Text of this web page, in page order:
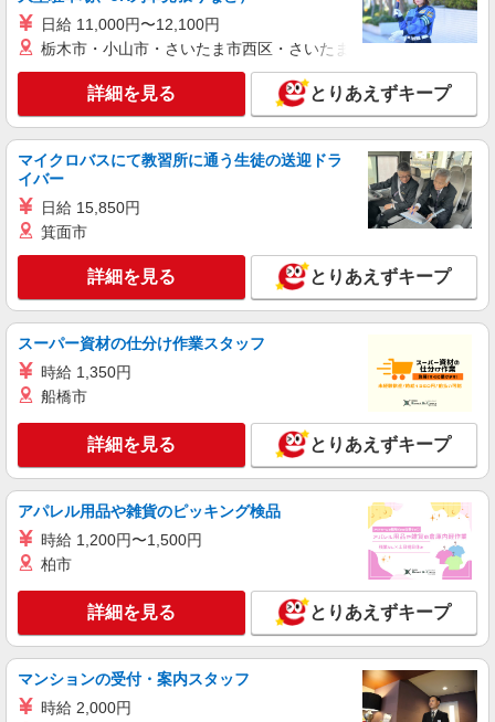
機械オペレーターなど
時給1300円交通費全額支給
大阪府貝塚市 ＊車・バイク通勤OK
キープ 詳細を見る
派遣社員
株式会社テクノ・サービス/お仕事No/0825426
時給1350円 月収例：216000円以上可能（月収
例）（残業・休日出勤手当て等が含まれていま
す） 交通費全額支給
大阪府貝塚市 ＊車・バイク通勤OK
キープ
派遣社員
株式会社グロップ 泉佐野オフィス
耐火物やレンガなどの製造補助／交代勤務
時給1,700円〜2,125円＋交通費支給 ・交通費
深夜帯（22:00〜5:00）の勤務は時給25％アップ
・給与の希望週払い制度あり ＜月収例＞ ＊月22
日勤務の場合 時給1,700円×実働7時間×22日
⇒261,800 円＋夜勤手当＋残業代＋交通費
雇入れ直後：大阪府貝塚市二色中町 変更の範
囲：会社の定める就業場所
キープ 詳細を見る
派遣社員
株式会社グロップ 泉佐野オフィス
部材のピッキング作業／軽作業／日勤専属／車
日給 11,000円〜12,100円
栃木市・小山市・さいたま市西区・さいたま市岩槻区・久喜市・
詳細を見る とりあえずキープ
マイクロバスにて教習所に通う生徒の送迎ドラ
イバー
日給 15,850円
箕面市
詳細を見る とりあえずキープ
スーパー資材の仕分け作業スタッフ
時給 1,350円
船橋市
詳細を見る とりあえずキープ
アパレル用品や雑貨のピッキング検品
時給 1,200円〜1,500円
柏市
詳細を見る とりあえずキープ
マンションの受付・案内スタッフ
時給 2,000円